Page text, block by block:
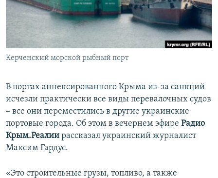
ПОБЕДИТЕЛЕЙ НЕ СУДЯТ?
КРЫМ.НЕПОКОРЕННЫЙ
ELIFBE
УКРАИНСКАЯ ПРОБЛЕМА КРЫМА
ПРИСОЕДИНЯЙТЕСЬ!
Керченский морской рыбный порт
В портах аннексированного Крыма из-за санкций
исчезли практически все виды перевалочных судов
– все они переместились в другие украинские
портовые города. Об этом в вечернем эфире Радио
Крым.Реалии рассказал украинский журналист
Максим Гардус.
«Это строительные грузы, топливо, а также